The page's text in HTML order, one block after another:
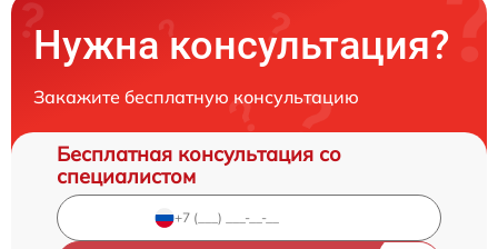
Нужна консультация?
Закажите бесплатную консультацию
Бесплатная консультация со
специалистом